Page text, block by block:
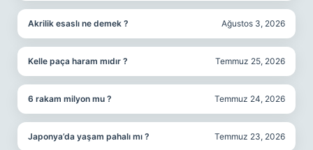
Akrilik esaslı ne demek ? Ağustos 3, 2026
Kelle paça haram mıdır ? Temmuz 25, 2026
6 rakam milyon mu ? Temmuz 24, 2026
Japonya’da yaşam pahalı mı ? Temmuz 23, 2026